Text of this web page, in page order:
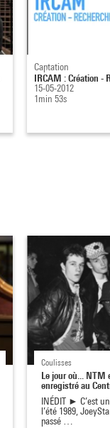
Captation
IRCAM : Création -
15-05-2012
1min 53s
Coulisses
Le jour où... NTM
enregistré au
INÉDIT ► C’est
l’été 1989,
passé …